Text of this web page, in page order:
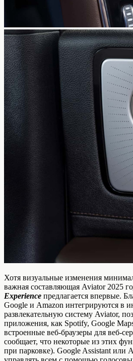
Хотя визуальные изменения
важная составляющая Aviator 2025
Experience предлагается впервые.
Google и Amazon интегрируются в
развлекательную систему Aviator,
приложения, как Spotify, Google
встроенные веб-браузеры для веб-
сообщает, что некоторые из этих
при парковке). Google Assistant или